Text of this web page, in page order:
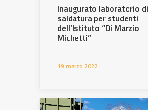
Inaugurato laboratorio di
saldatura per studenti
dell’Istituto “Di Marzio
Michetti”
19 marzo 2022